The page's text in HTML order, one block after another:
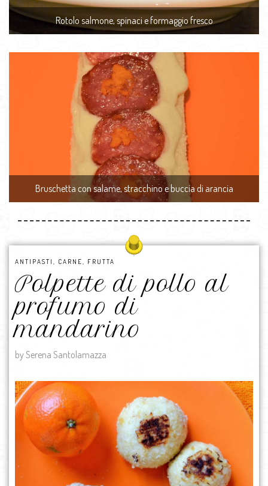
Rotolo salmone, spinaci e formaggio fresco
Bruschetta con salame, stracchino e buccia di arancia
ANTIPASTI CARNE FRUTTA
Polpette di pollo al
profumo di
mandarino
by Serena Santolamazza